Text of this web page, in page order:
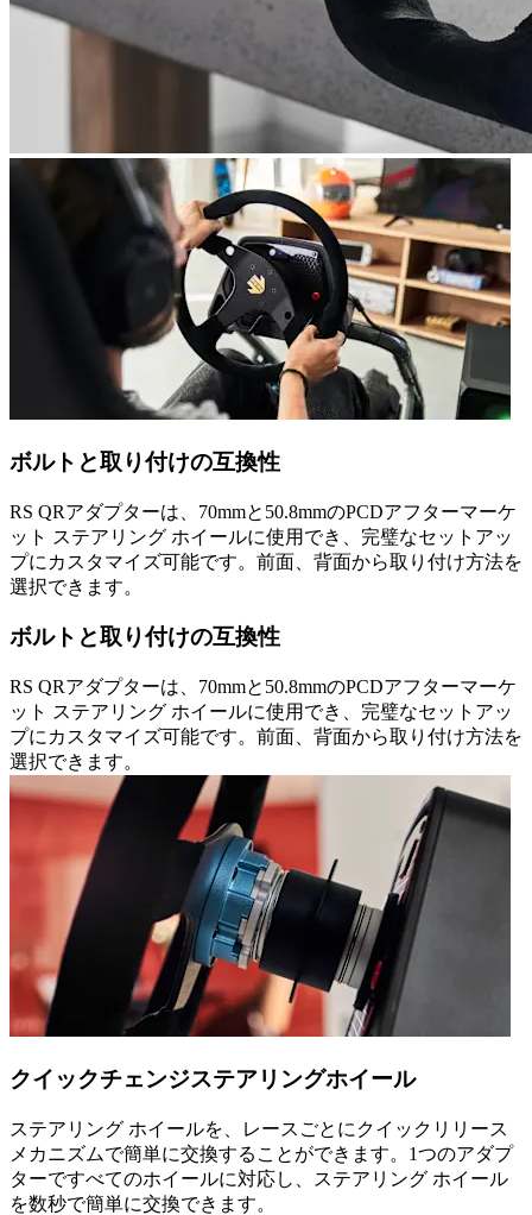
ボルトと取り付けの互換性
RS QRアダプターは、70mmと50.8mmのPCDアフターマーケ
ット ステアリング ホイールに使用でき、完璧なセットアッ
プにカスタマイズ可能です。前面、背面から取り付け方法を
選択できます。
ボルトと取り付けの互換性
RS QRアダプターは、70mmと50.8mmのPCDアフターマーケ
ット ステアリング ホイールに使用でき、完璧なセットアッ
プにカスタマイズ可能です。前面、背面から取り付け方法を
選択できます。
クイックチェンジステアリングホイール
ステアリング ホイールを、レースごとにクイックリリース
メカニズムで簡単に交換することができます。1つのアダプ
ターですべてのホイールに対応し、ステアリング ホイール
を数秒で簡単に交換できます。